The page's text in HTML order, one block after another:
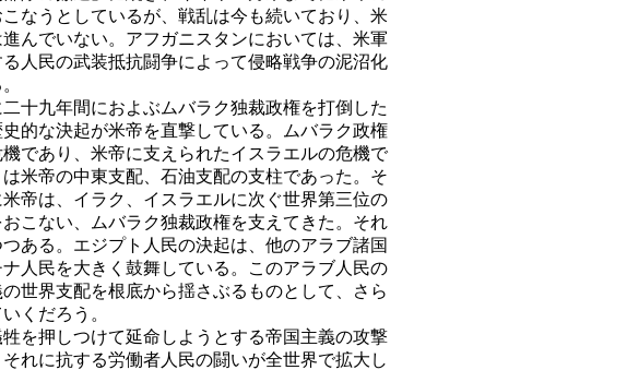
こなうとしているが、戦乱は今も続いており、米
んでいない。アフガニスタンにおいては、米軍
人民の武装抵抗闘争によって侵略戦争の泥沼化
十九年間におよぶムバラク独裁政権を打倒した
的な決起が米帝を直撃している。ムバラク政権
であり、米帝に支えられたイスラエルの危機で
米帝の中東支配、石油支配の支柱であった。そ
帝は、イラク、イスラエルに次ぐ世界第三位の
こない、ムバラク独裁政権を支えてきた。それ
ある。エジプト人民の決起は、他のアラブ諸国
人民を大きく鼓舞している。このアラブ人民の
世界支配を根底から揺さぶるものとして、さら
くだろう。
を押しつけて延命しようとする帝国主義の攻撃
れに抗する労働者人民の闘いが全世界で拡大し